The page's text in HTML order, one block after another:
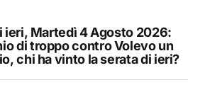
ieri, Martedì 4 Agosto 2026:
di troppo contro Volevo un
chi ha vinto la serata di ieri?